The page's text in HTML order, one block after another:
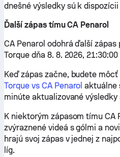
dnešné výsledky sú k
Ďalší zápas tímu CA Penarol
CA Penarol odohrá ďalší
Torque dňa 8. 8. 2026,
Keď zápas začne, budete
Torque vs CA Penarol aktuálne
minúte aktualizované
K niektorým zápasom tímu CA
zvýraznené videá s gólmi a
hrajú svoj zápas v jednej z
líg.